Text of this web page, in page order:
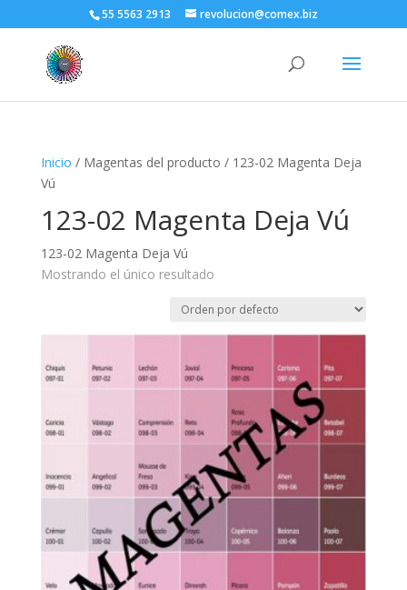
55 5563 2913 revolucion@comex.biz
Inicio / Magentas del producto / 123-02 Magenta Deja
Vú
123-02 Magenta Deja Vú
123-02 Magenta Deja Vú
Mostrando el único resultado